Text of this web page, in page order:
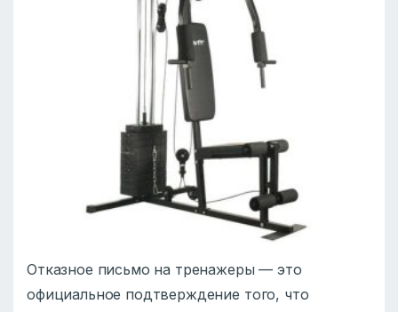
Отказное письмо на тренажеры — это
официальное подтверждение того, что